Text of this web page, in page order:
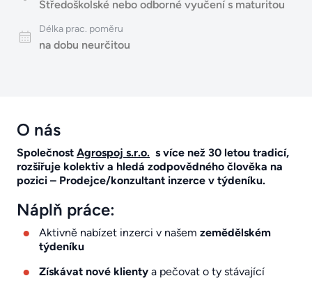
Středoškolské nebo odborné vyučení s maturitou
Délka prac. poměru
na dobu neurčitou
O nás
Společnost Agrospoj s.r.o. s více než 30 letou tradicí,
rozšiřuje kolektiv a hledá zodpovědného člověka na
pozici – Prodejce/konzultant inzerce v týdeníku.
Náplň práce:
Aktivně nabízet inzerci v našem zemědělském
týdeníku
Získávat nové klienty a pečovat o ty stávající